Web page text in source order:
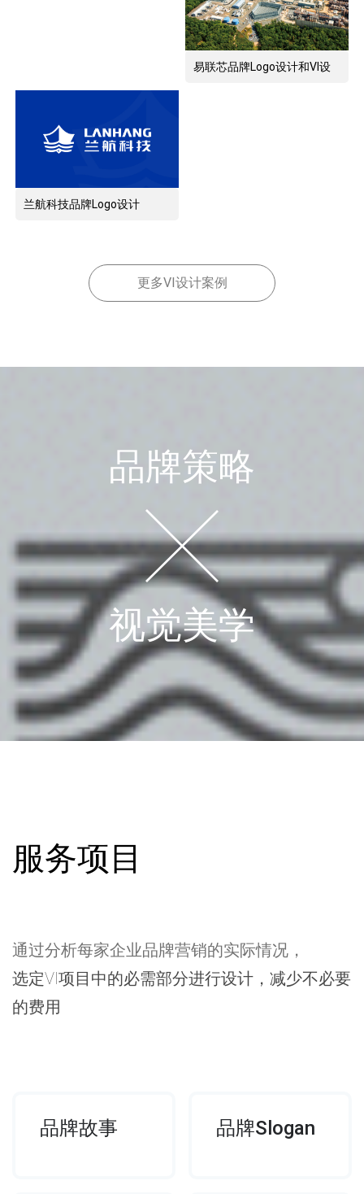
易联芯品牌Logo设计和VI设
兰航科技品牌Logo设计
更多VI设计案例
品牌策略
视觉美学
服务项目
通过分析每家企业品牌营销的实际情况，
选定VI项目中的必需部分进行设计，减少不必要
的费用
品牌故事 品牌Slogan